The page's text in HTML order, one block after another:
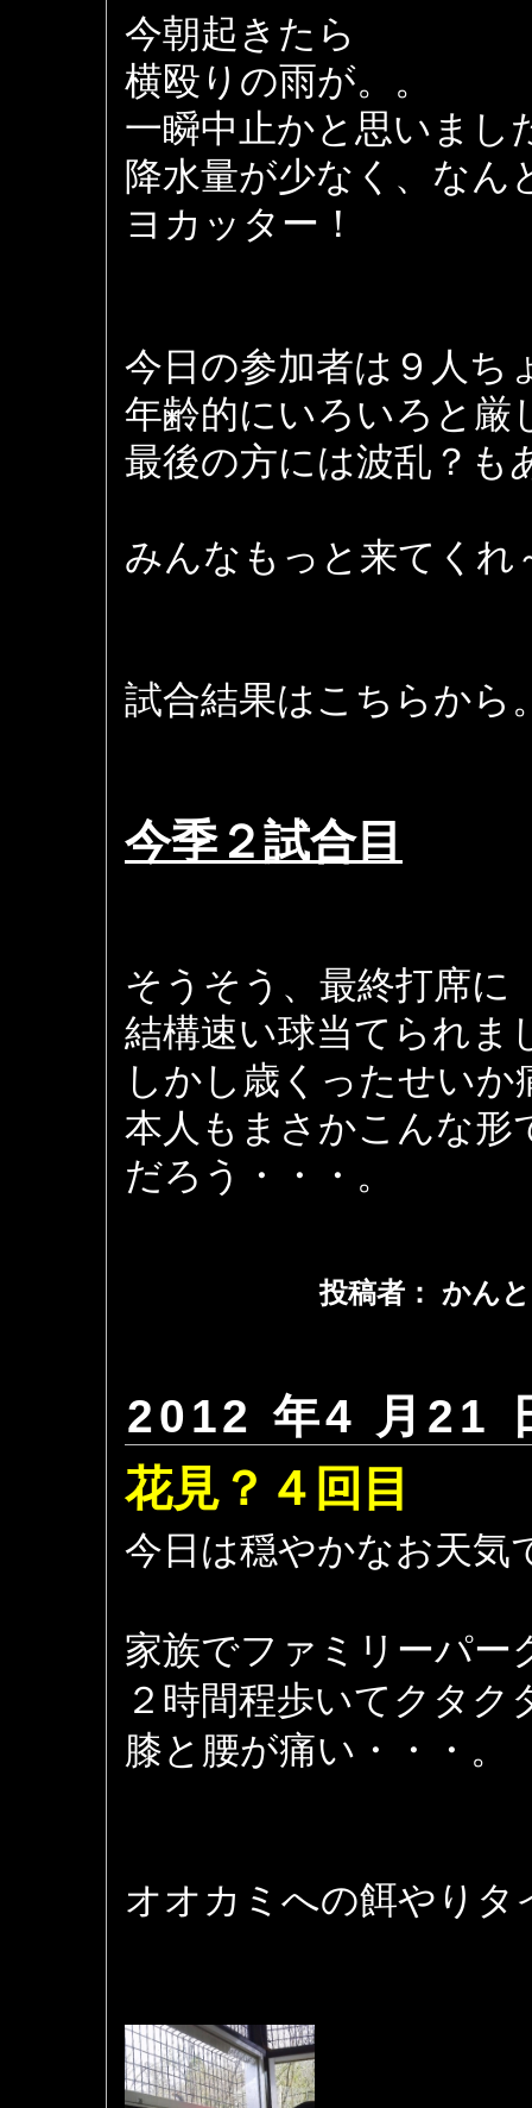
今朝起きたら
横殴りの雨が。。
一瞬中止かと思いまし
降水量が少なく、なん
ヨカッター！
今日の参加者は９人ち
年齢的にいろいろと厳
最後の方には波乱？も
みんなもっと来てくれ
試合結果はこちらから
今季２試合目
そうそう、最終打席に
結構速い球当てられま
しかし歳くったせい
本人もまさかこんな形
だろう・・・。
投稿者： かん
2012 年4 月21
花見？４回目
今日は穏やかなお天気
家族でファミリーパー
２時間程歩いてクタク
膝と腰が痛い・・・。
オオカミへの餌やり